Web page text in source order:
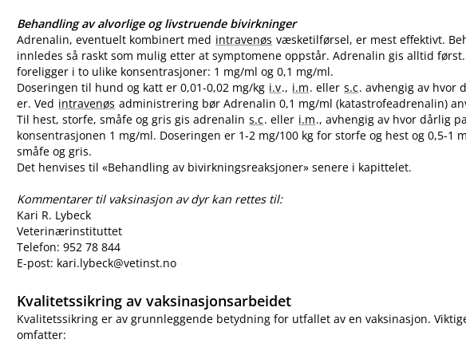
Behandling av alvorlige og livstruende bivirkninger
Adrenalin, eventuelt kombinert med intravenøs væsketilførsel, er mest effektivt.
innledes så raskt som mulig etter at symptomene oppstår. Adrenalin gis alltid
foreligger i to ulike konsentrasjoner: 1 mg/ml og 0,1 mg​/​ml.
Doseringen til hund og katt er 0,01-0,02 mg/kg i.v., i.m. eller s.c. avhengig av hvor
er. Ved intravenøs administrering bør Adrenalin 0,1 mg/ml (katastrofeadrenalin)
Til hest, storfe, småfe og gris gis adrenalin s.c. eller i.m., avhengig av hvor dårlig
konsentrasjonen 1 mg​/​ml. Doseringen er 1-2 mg/100 kg for storfe og hest og 0,5-1
småfe og gris.
Det henvises til «Behandling av bivirkningsreaksjoner» senere i kapittelet.
Kommentarer til vaksinasjon av dyr kan rettes til:
Kari R. Lybeck
Veterinærinstituttet
Telefon: 952 78 844
E-post: kari.lybeck@vetinst.no
Kvalitetssikring av vaksinasjonsarbeidet
Kvalitetssikring er av grunnleggende betydning for utfallet av en vaksinasjon.
omfatter: